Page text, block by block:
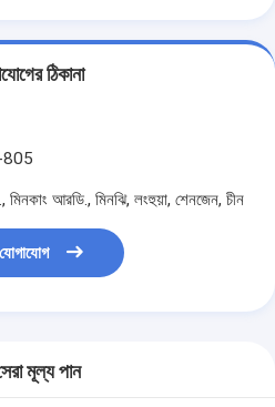
ঠিকানা
আরডি., মিনঝি, লংহুয়া, শেনজেন, চীন
মূল্য পান